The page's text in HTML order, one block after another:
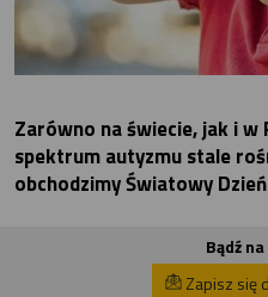
Zarówno na świecie, jak i w
spektrum autyzmu stale
obchodzimy Światowy
Bądź
Zapisz się